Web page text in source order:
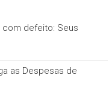
com defeito: Seus
as Despesas de